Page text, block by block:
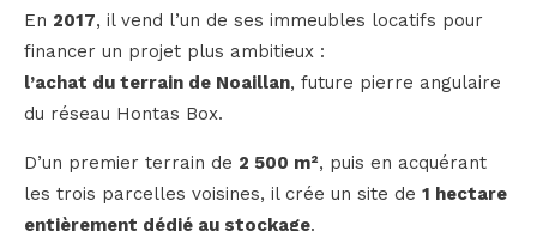
En 2017, il vend l’un de ses immeubles locatifs pour
financer un projet plus ambitieux :
l’achat du terrain de Noaillan, future pierre angulaire
du réseau Hontas Box.
D’un premier terrain de 2 500 m², puis en acquérant
les trois parcelles voisines, il crée un site de 1 hectare
entièrement dédié au stockage.